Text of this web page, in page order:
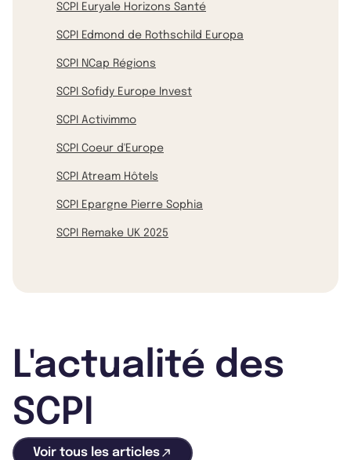
SCPI Euryale Horizons Santé
SCPI Edmond de Rothschild Europa
SCPI NCap Régions
SCPI Sofidy Europe Invest
SCPI Activimmo
SCPI Coeur d'Europe
SCPI Atream Hôtels
SCPI Epargne Pierre Sophia
SCPI Remake UK 2025
L'actualité des
SCPI
Voir tous les articles